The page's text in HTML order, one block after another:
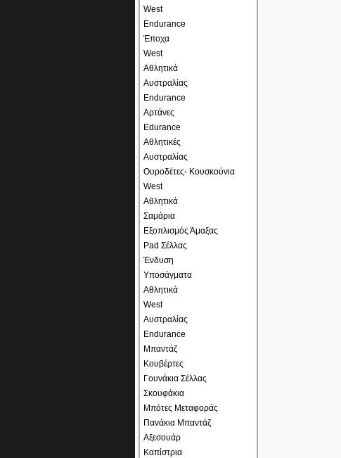
West
Endurance
Έποχα
West
Αθλητικά
Αυστραλίας
Endurance
Αρτάνες
Edurance
Αθλητικές
Αυστραλίας
Ουροδέτες- Κουσκούνια
West
Αθλητικά
Σαμάρια
Εξοπλισμός Άμαξας
Pad Σέλλας
Ένδυση
Υποσάγματα
Αθλητικά
West
Αυστραλίας
Endurance
Μπαντάζ
Κουβέρτες
Γουνάκια Σέλλας
Σκουφάκια
Μπότες Μεταφοράς
Πανάκια Μπαντάζ
Αξεσουάρ
Καπίστρια